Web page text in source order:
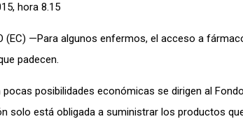
hora 8.15
(EC) —Para algunos enfermos, el acceso a
padecen.
posibilidades económicas se dirigen al
solo está obligada a suministrar los productos